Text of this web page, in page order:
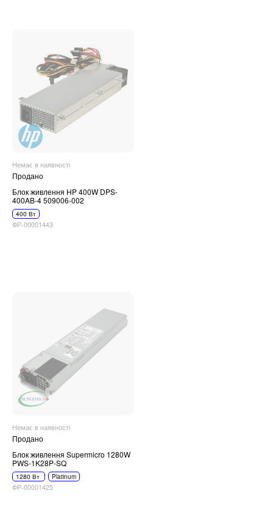
Немає в наявності
Продано
Блок живлення HP 400W DPS-
400AB-4 509006-002
400 Вт
ФР-00001443
Немає в наявності
Продано
Блок живлення Supermicro 1280W
PWS-1K28P-SQ
1280 Вт Platinum
ФР-00001425